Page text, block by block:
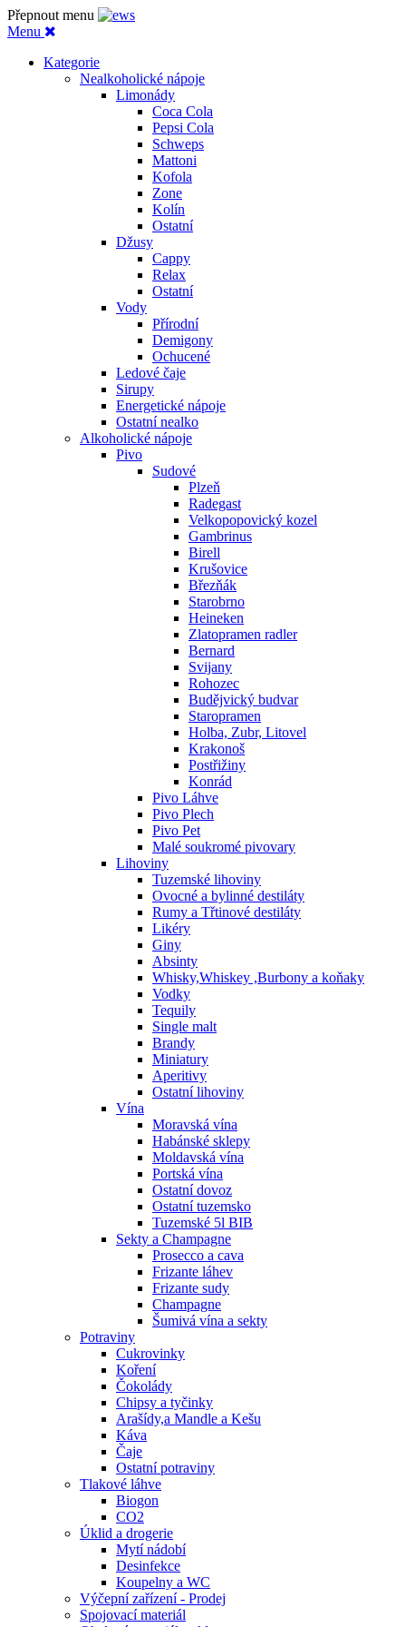
Přepnout menu
Menu
Kategorie
Nealkoholické nápoje
Limonády
Coca Cola
Pepsi Cola
Schweps
Mattoni
Kofola
Zone
Kolín
Ostatní
Džusy
Cappy
Relax
Ostatní
Vody
Přírodní
Demigony
Ochucené
Ledové čaje
Sirupy
Energetické nápoje
Ostatní nealko
Alkoholické nápoje
Pivo
Sudové
Plzeň
Radegast
Velkopopovický kozel
Gambrinus
Birell
Krušovice
Březňák
Starobrno
Heineken
Zlatopramen radler
Bernard
Svijany
Rohozec
Budějvický budvar
Staropramen
Holba, Zubr, Litovel
Krakonoš
Postřižiny
Konrád
Pivo Láhve
Pivo Plech
Pivo Pet
Malé soukromé pivovary
Lihoviny
Tuzemské lihoviny
Ovocné a bylinné destiláty
Rumy a Třtinové destiláty
Likéry
Giny
Absinty
Whisky,Whiskey ,Burbony a koňaky
Vodky
Tequily
Single malt
Brandy
Miniatury
Aperitivy
Ostatní lihoviny
Vína
Moravská vína
Habánské sklepy
Moldavská vína
Portská vína
Ostatní dovoz
Ostatní tuzemsko
Tuzemské 5l BIB
Sekty a Champagne
Prosecco a cava
Frizante láhev
Frizante sudy
Champagne
Šumivá vína a sekty
Potraviny
Cukrovinky
Koření
Čokolády
Chipsy a tyčinky
Arašídy,a Mandle a Kešu
Káva
Čaje
Ostatní potraviny
Tlakové láhve
Biogon
CO2
Úklid a drogerie
Mytí nádobí
Desinfekce
Koupelny a WC
Výčepní zařízení - Prodej
Spojovací materiál